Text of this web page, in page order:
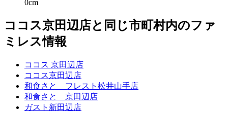
0cm
ココス京田辺店と同じ市町村内のファ
ミレス情報
ココス 京田辺店
ココス京田辺店
和食さと フレスト松井山手店
和食さと 京田辺店
ガスト新田辺店